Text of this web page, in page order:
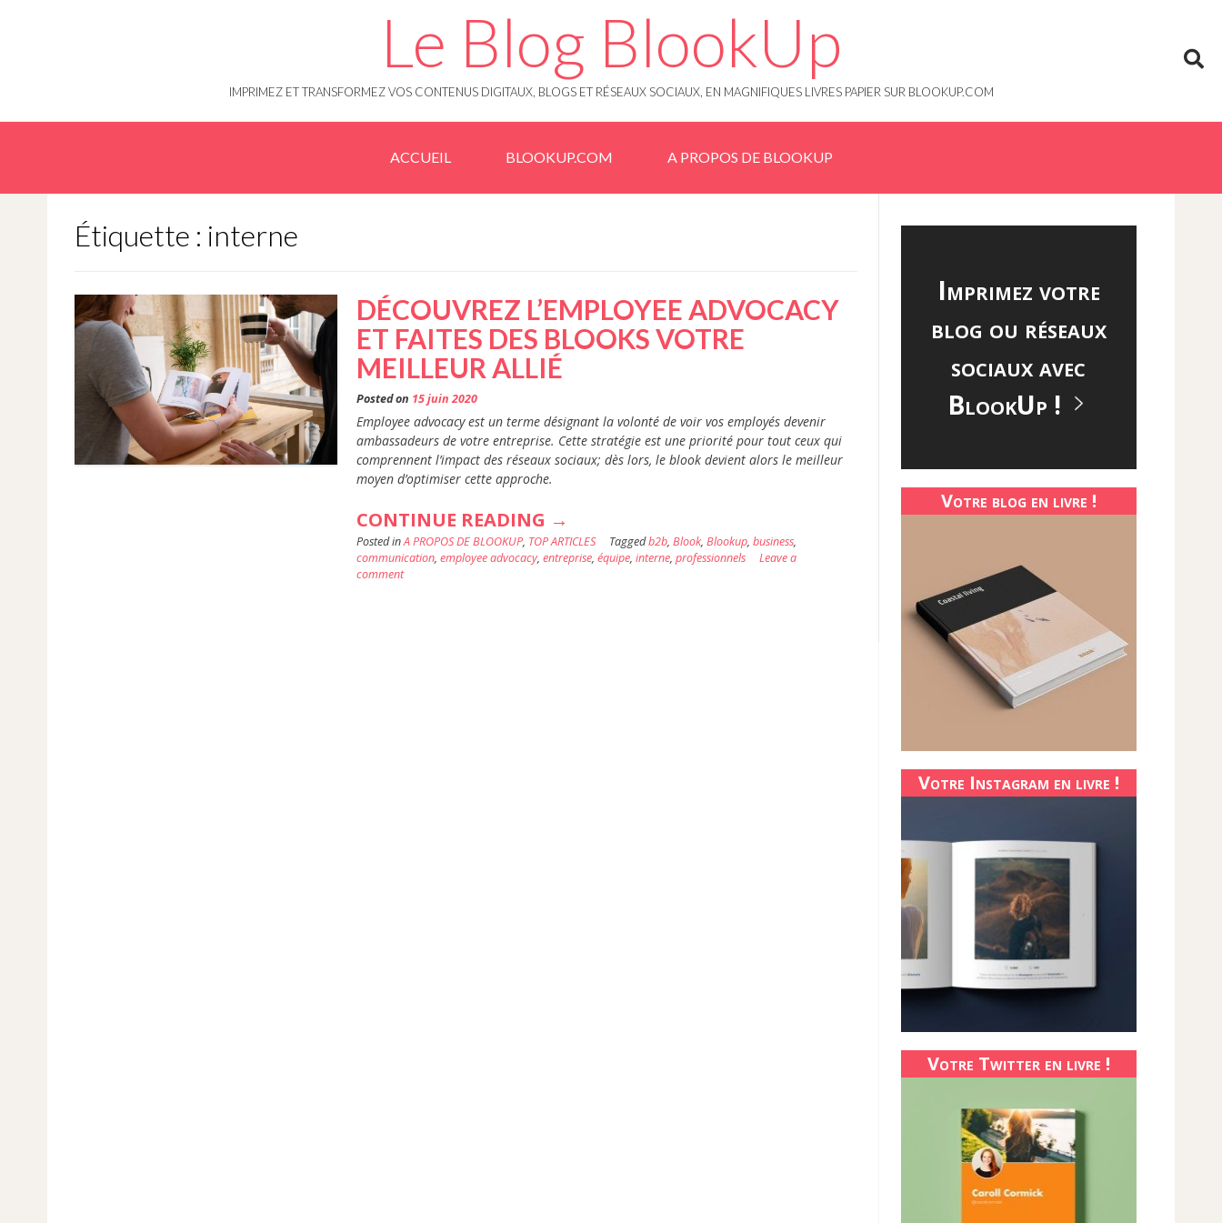
Le Blog BlookUp
IMPRIMEZ ET TRANSFORMEZ VOS CONTENUS DIGITAUX, BLOGS ET RÉSEAUX SOCIAUX, EN MAGNIFIQUES LIVRES PAPIER SUR BLOOKUP.COM
ACCUEIL BLOOKUP.COM A PROPOS DE BLOOKUP
Étiquette : interne
DÉCOUVREZ L’EMPLOYEE ADVOCACY
ET FAITES DES BLOOKS VOTRE
MEILLEUR ALLIÉ
Posted on 15 juin 2020
Employee advocacy est un terme désignant la volonté de voir vos employés devenir
ambassadeurs de votre entreprise. Cette stratégie est une priorité pour tout ceux qui
comprennent l’impact des réseaux sociaux; dès lors, le blook devient alors le meilleur
moyen d’optimiser cette approche.
CONTINUE READING « DÉCOUVREZ
L’EMPLOYEE
ADVOCACY
→
Posted inA PROPOS DE BLOOKUP, TOP ARTICLES Taggedb2b,Blook,Blookup,business,
communication,employee advocacy,entreprise,équipe,interne,professionnels
Leave a
comment
Imprimez votre
blog ou réseaux
sociaux avec
BlookUp !
Votre blog en livre !
Votre Instagram en livre !
Votre Twitter en livre !